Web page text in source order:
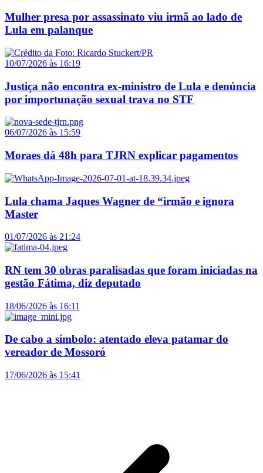
Mulher presa por assassinato viu irmã ao lado de
Lula em palanque
10/07/2026 às 16:19
Justiça não encontra ex-ministro de Lula e denúncia
por importunação sexual trava no STF
06/07/2026 às 15:59
Moraes dá 48h para TJRN explicar pagamentos
Lula chama Jaques Wagner de “irmão e ignora
Master
01/07/2026 às 21:24
RN tem 30 obras paralisadas que foram iniciadas na
gestão Fátima, diz deputado
18/06/2026 às 16:11
De cabo a símbolo: atentado eleva patamar do
vereador de Mossoró
17/06/2026 às 15:41